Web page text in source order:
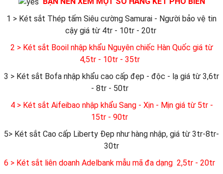
1 > Két sắt Thép tấm Siêu cường Samurai - Người bảo vệ tin
cậy giá từ 4tr - 10tr - 20tr
2 > Két sắt Booil nhập khẩu Nguyên chiếc Hàn Quốc giá từ
4,5tr - 10tr - 35tr
3 > Két sắt Bofa nhập khẩu cao cấp đẹp - độc - lạ giá từ 3,6tr
- 8tr - 50tr
4 > Két sắt Aifeibao nhập khẩu Sang - Xịn - Mịn giá từ 5tr -
15tr - 90tr
5> Két sắt Cao cấp Liberty Đẹp như hàng nhập, giá từ 3tr-8tr-
30tr
6 > Két sắt liên doanh Adelbank mẫu mã đa dạng 2,5tr - 20tr